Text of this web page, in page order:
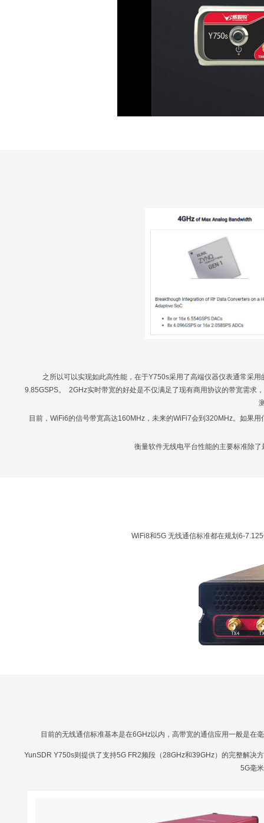
之所以可以实现如此高性能，在于Y750s采用了高端仪器仪表通常采
9.85GSPS。 2GHz实时带宽的好处是不仅满足了现有商用协议的带宽需求
目前，WiFi6的信号带宽高达160MHz，未来的WiFi7会到320MHz。如果
衡量软件无线电平台性能的主要标准除
目前的无线通信标准基本是在6GHz以内，高带宽的通信应用一般是
YunSDR Y750s则提供了支持5G FR2频段（28GHz和39GHz）的完整解
5G毫
WiFi8和5G 无线通信标准都在规划6-